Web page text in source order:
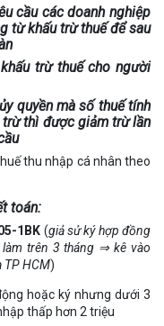
cầu các doanh nghiệp
từ khấu trừ thuế để sau
trừ thuế cho người
quyền mà số thuế tính
trừ thì được giảm trừ lần
toán:
1BK (giả sử ký hợp đồng
trên 3 tháng ⇒ kê vào
TP HCM)
hoặc ký nhưng dưới 3
thấp hơn 2 triệu